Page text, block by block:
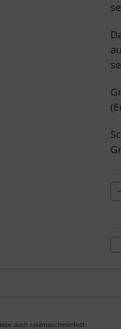
auch spülmaschinenfest.